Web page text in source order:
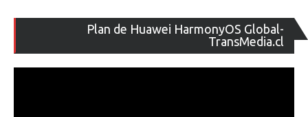
Plan de Huawei HarmonyOS Global-
TransMedia.cl
de